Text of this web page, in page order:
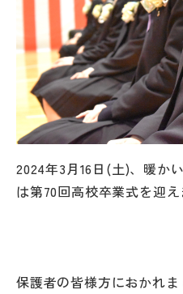
よみもの
学校からのお知らせ
学校HP最新情報
特集
その他
2024年3月16日(土)、暖か
は第70回高校卒業式を迎え
保護者の皆様方におかれま